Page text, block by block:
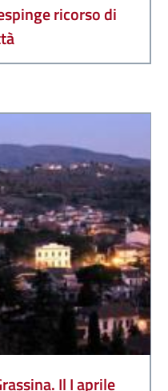
ricorso di
Il I aprile